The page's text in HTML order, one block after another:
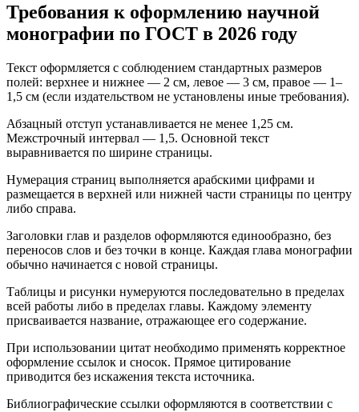
Требования к оформлению научной
монографии по ГОСТ в 2026 году
Текст оформляется с соблюдением стандартных размеров
полей: верхнее и нижнее — 2 см, левое — 3 см, правое — 1–
1,5 см (если издательством не установлены иные требования).
Абзацный отступ устанавливается не менее 1,25 см.
Межстрочный интервал — 1,5. Основной текст
выравнивается по ширине страницы.
Нумерация страниц выполняется арабскими цифрами и
размещается в верхней или нижней части страницы по центру
либо справа.
Заголовки глав и разделов оформляются единообразно, без
переносов слов и без точки в конце. Каждая глава монографии
обычно начинается с новой страницы.
Таблицы и рисунки нумеруются последовательно в пределах
всей работы либо в пределах главы. Каждому элементу
присваивается название, отражающее его содержание.
При использовании цитат необходимо применять корректное
оформление ссылок и сносок. Прямое цитирование
приводится без искажения текста источника.
Библиографические ссылки оформляются в соответствии с